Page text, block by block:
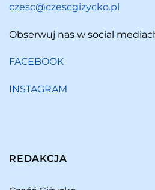
czesc@czescgizycko.pl
Obserwuj nas w social
FACEBOOK
INSTAGRAM
REDAKCJA